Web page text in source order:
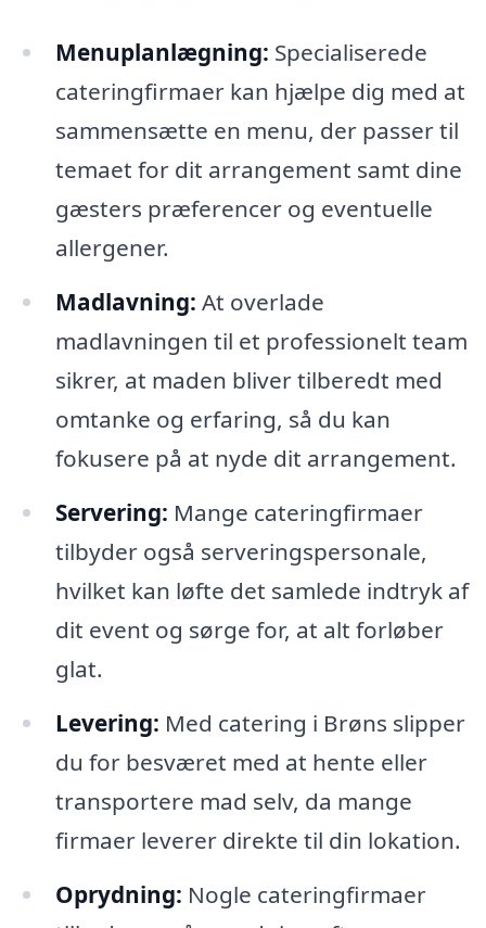
Menuplanlægning: Specialiserede
cateringfirmaer kan hjælpe dig med at
sammensætte en menu, der passer til
temaet for dit arrangement samt dine
gæsters præferencer og eventuelle
allergener.
Madlavning: At overlade
madlavningen til et professionelt team
sikrer, at maden bliver tilberedt med
omtanke og erfaring, så du kan
fokusere på at nyde dit arrangement.
Servering: Mange cateringfirmaer
tilbyder også serveringspersonale,
hvilket kan løfte det samlede indtryk af
dit event og sørge for, at alt forløber
glat.
Levering: Med catering i Brøns slipper
du for besværet med at hente eller
transportere mad selv, da mange
firmaer leverer direkte til din lokation.
Oprydning: Nogle cateringfirmaer